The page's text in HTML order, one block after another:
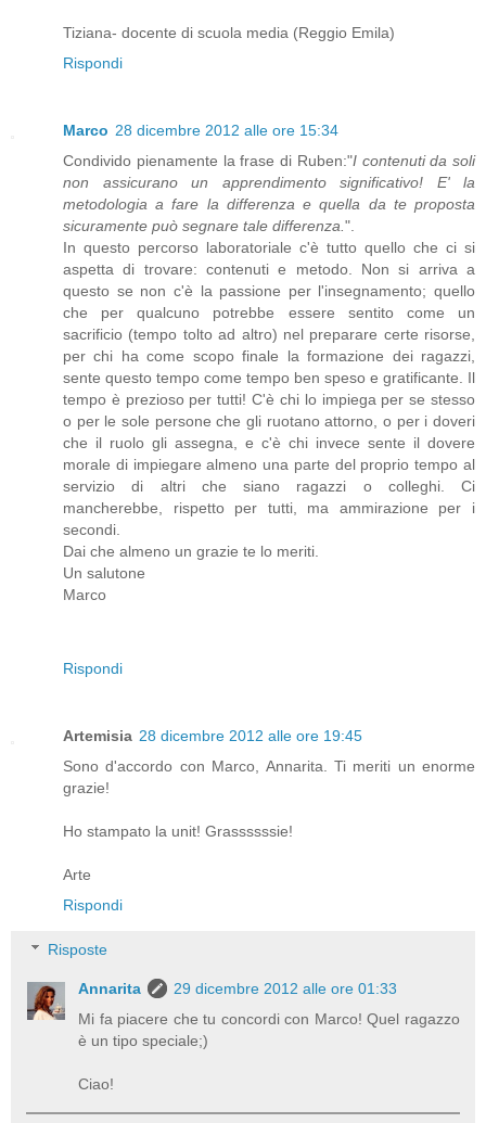
Tiziana- docente di scuola media (Reggio Emila)
Rispondi
Marco 28 dicembre 2012 alle ore 15:34
Condivido pienamente la frase di Ruben:"I contenuti da soli
non assicurano un apprendimento significativo! E' la
metodologia a fare la differenza e quella da te proposta
sicuramente può segnare tale differenza. ".
In questo percorso laboratoriale c'è tutto quello che ci si
aspetta di trovare: contenuti e metodo. Non si arriva a
questo se non c'è la passione per l'insegnamento; quello
che per qualcuno potrebbe essere sentito come un
sacrificio (tempo tolto ad altro) nel preparare certe risorse,
per chi ha come scopo finale la formazione dei ragazzi,
sente questo tempo come tempo ben speso e gratificante. Il
tempo è prezioso per tutti! C'è chi lo impiega per se stesso
o per le sole persone che gli ruotano attorno, o per i doveri
che il ruolo gli assegna, e c'è chi invece sente il dovere
morale di impiegare almeno una parte del proprio tempo al
servizio di altri che siano ragazzi o colleghi. Ci
mancherebbe, rispetto per tutti, ma ammirazione per i
secondi.
Dai che almeno un grazie te lo meriti.
Un salutone
Marco
Rispondi
Artemisia 28 dicembre 2012 alle ore 19:45
Sono d'accordo con Marco, Annarita. Ti meriti un enorme
grazie!
Ho stampato la unit! Grassssssie!
Arte
Rispondi
Risposte
Annarita
29 dicembre 2012 alle ore 01:33
Mi fa piacere che tu concordi con Marco! Quel ragazzo
è un tipo speciale;)
Ciao!